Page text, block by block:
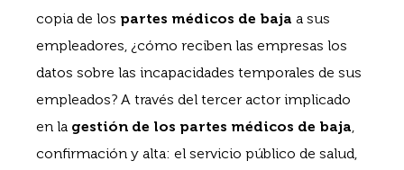
copia de los partes médicos de baja a sus
empleadores, ¿cómo reciben las empresas los
datos sobre las incapacidades temporales de sus
empleados? A través del tercer actor implicado
en la gestión de los partes médicos de baja
confirmación y alta: el servicio público de salud,